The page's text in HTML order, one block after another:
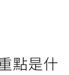
點是什